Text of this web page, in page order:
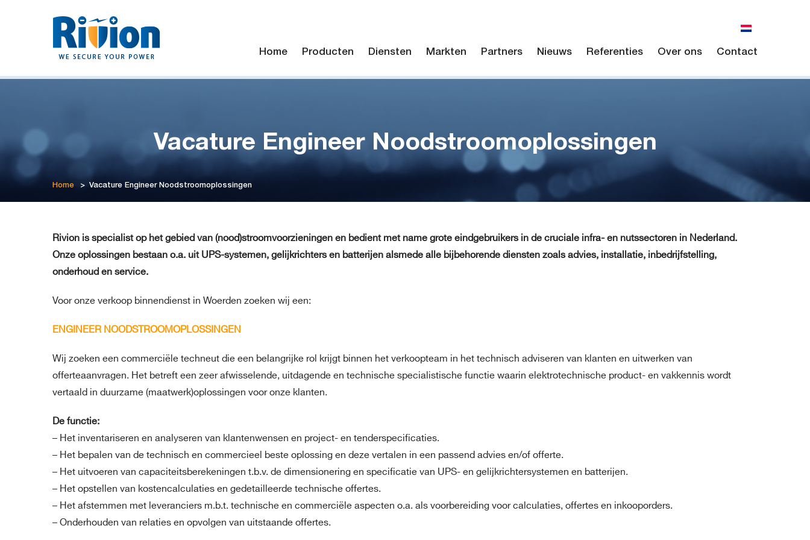
Home Producten Diensten Markten Partners Nieuws Referenties Over ons Contact
Vacature Engineer Noodstroomoplossingen
Home > Vacature Engineer Noodstroomoplossingen
Rivion is specialist op het gebied van (nood)stroomvoorzieningen en bedient met name grote eindgebruikers in de cruciale infra- en nutssectoren in Nederland.
Onze oplossingen bestaan o.a. uit UPS-systemen, gelijkrichters en batterijen alsmede alle bijbehorende diensten zoals advies, installatie, inbedrijfstelling,
onderhoud en service.
Voor onze verkoop binnendienst in Woerden zoeken wij een:
ENGINEER NOODSTROOMOPLOSSINGEN
Wij zoeken een commerciële techneut die een belangrijke rol krijgt binnen het verkoopteam in het technisch adviseren van klanten en uitwerken van
offerteaanvragen. Het betreft een zeer afwisselende, uitdagende en technische specialistische functie waarin elektrotechnische product- en vakkennis wordt
vertaald in duurzame (maatwerk)oplossingen voor onze klanten.
De functie:
– Het inventariseren en analyseren van klantenwensen en project- en tenderspecificaties.
– Het bepalen van de technisch en commercieel beste oplossing en deze vertalen in een passend advies en/of offerte.
– Het uitvoeren van capaciteitsberekeningen t.b.v. de dimensionering en specificatie van UPS- en gelijkrichtersystemen en batterijen.
– Het opstellen van kostencalculaties en gedetailleerde technische offertes.
– Het afstemmen met leveranciers m.b.t. technische en commerciële aspecten o.a. als voorbereiding voor calculaties, offertes en inkooporders.
– Onderhouden van relaties en opvolgen van uitstaande offertes.